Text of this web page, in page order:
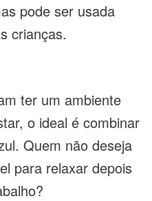
pode ser usada
crianças.
ter um ambiente
o ideal é combinar
Quem não deseja
para relaxar depois